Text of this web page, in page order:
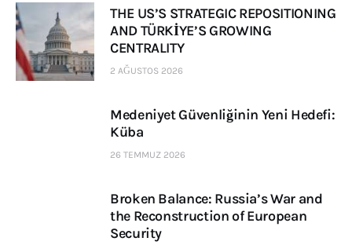
THE US’S STRATEGIC REPOSITIONING
AND TÜRKİYE’S GROWING
CENTRALITY
2 AĞUSTOS 2026
Medeniyet Güvenliğinin Yeni Hedefi:
Küba
26 TEMMUZ 2026
Broken Balance: Russia’s War and
the Reconstruction of European
Security